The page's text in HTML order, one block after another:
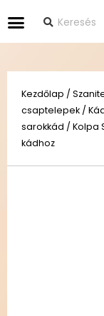
Kezdőlap /
csaptelepek /
sarokkád / Kolpa
kádhoz